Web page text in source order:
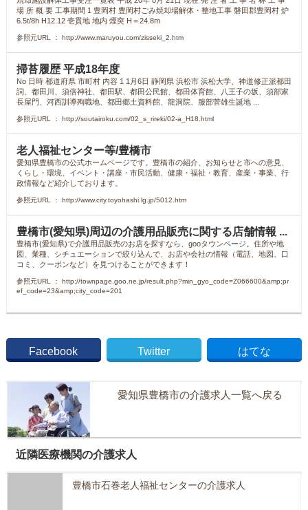
場 所 概 要 工事期間 1 豊岡村 豊岡村ごみ焼却場解体・整地工事 磐田郡豊岡村 炉
6.5t/8h H12.12 壱貫地 地内 煙突 H＝24.8m
参照元URL ： http://www.maruyou.com/zisseki_2.htm
掃苔履歴 平成18年度
No 日時 都道府県 市町村 内容 1 1月6日 静岡県 浜松市 浜松大学、神道修正派都田
詞、都田川、須倍神社、都田駅、都田公民館、都田体育館、八王子の坂、須部家
長屋門、河西訓導殉職地、都田郷土資料館、龍洞院、服部菅雄生誕地 ...
参照元URL ： http://soutairoku.com/02_s_rireki/02-a_H18.html
老人福祉センター等/豊橋市
愛知県豊橋市の公式ホームページです。豊橋市の紹介、お知らせと市への意見、
くらし・環境、イベント・講座・市民活動、健康・福祉・教育、産業・事業、行
政情報など紹介しております。
参照元URL ： http://www.city.toyohashi.lg.jp/5012.htm
豊橋市(愛知県)周辺の介護用品販売に関する店舗情報 ...
豊橋市(愛知県)で介護用品販売のお店を探すなら、gooタウンページ。住所や地
図、業種、シチュエーションで絞り込んで、お店や会社の情報（電話、地図、口
コミ、クーポンなど）を見つけることができます！
参照元URL ： http://townpage.goo.ne.jp/result.php?min_gyo_code=Z066600&amp;pr
ef_code=23&amp;city_code=201
Facebook Twitter はてな
愛知県豊橋市の介護求人一覧へ戻る
近隣医療機関の介護求人
豊橋市石巻老人福祉センターの介護求人